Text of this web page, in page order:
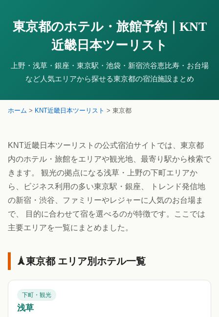
東京都のホテル・旅館予約｜KNT
近畿日本ツーリスト
上野・浅草・銀座・東京駅・池袋・新宿渋谷恵比寿・お台場
など人気エリアから探せる東京都の宿泊施設まとめ
ホーム > KNT近畿日本ツーリスト > 東京都
KNT近畿日本ツーリストの公式宿泊サイトでは、東京都
内のホテル・旅館をエリアや観光地、最寄り駅から検索で
きます。 観光の拠点になる浅草・上野の下町エリアか
ら、ビジネス利用の多い東京駅・銀座、 トレンド発信地
の新宿・渋谷、ファミリーやレジャーに人気のお台場ま
で、 目的に合わせて宿を選べるのが特徴です。ここでは
主要エリアを一覧にまとめました。
東京都 エリア別ホテル一覧
下町・観光
浅草